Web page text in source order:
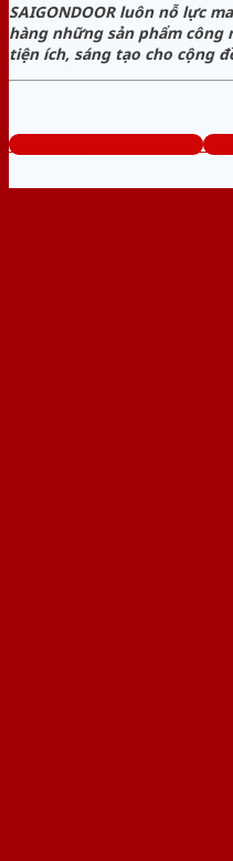
SAIGONDOOR luôn nỗ lực
hàng những sản phẩm công
tiện ích, sáng tạo cho cộng
www.baogiacuanhom.com